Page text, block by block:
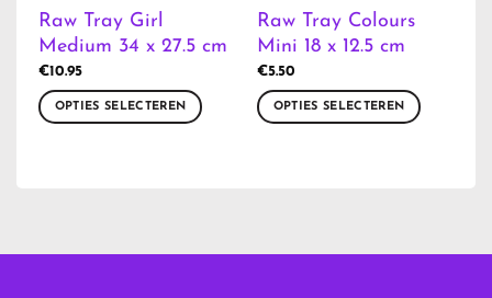
Raw Tray Girl
Medium 34 x 27.5 cm
€10.95
OPTIES SELECTEREN
Raw Tray Colours
Mini 18 x 12.5 cm
€5.50
OPTIES SELECTEREN